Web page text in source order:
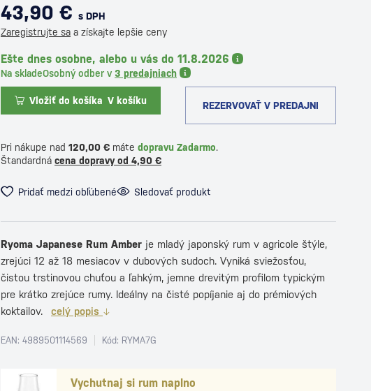
43,90 € s DPH
Zaregistrujte sa a získajte lepšie ceny
Ešte dnes osobne, alebo u vás do 11.8.2026
Na skladeOsobný odber v 3 predajniach
Vložiť do košíka V košíku REZERVOVAŤ V PREDAJNI
Pri nákupe nad 120,00 € máte dopravu Zadarmo.
Štandardná cena dopravy od 4,90 €
Pridať medzi obľúbené Sledovať produkt
Vychutnaj si rum naplno
Ryoma Japanese Rum Amber je mladý japonský rum v agricole štýle,
zrejúci 12 až 18 mesiacov v dubových sudoch. Vyniká sviežosťou,
čistou trstinovou chuťou a ľahkým, jemne drevitým profilom typickým
pre krátko zrejúce rumy. Ideálny na čisté popíjanie aj do prémiových
koktailov.
celý popis
EAN: 4989501114569 Kód: RYMA7G